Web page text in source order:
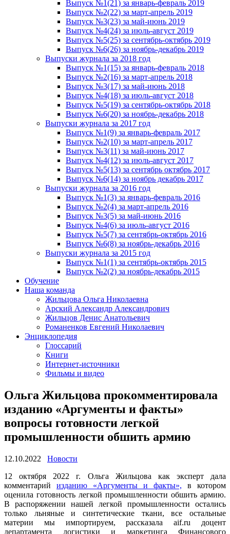
Выпуск №1(21) за январь-февраль 2019
Выпуск №2(22) за март-апрель 2019
Выпуск №3(23) за май-июнь 2019
Выпуск №4(24) за июль-август 2019
Выпуск №5(25) за сентябрь-октябрь 2019
Выпуск №6(26) за ноябрь-декабрь 2019
Выпуски журнала за 2018 год
Выпуск №1(15) за январь-февраль 2018
Выпуск №2(16) за март-апрель 2018
Выпуск №3(17) за май-июнь 2018
Выпуск №4(18) за июль-август 2018
Выпуск №5(19) за сентябрь-октябрь 2018
Выпуск №6(20) за ноябрь-декабрь 2018
Выпуски журнала за 2017 год
Выпуск №1(9) за январь-февраль 2017
Выпуск №2(10) за март-апрель 2017
Выпуск №3(11) за май-июнь 2017
Выпуск №4(12) за июль-август 2017
Выпуск №5(13) за сентябрь октябрь 2017
Выпуск №6(14) за ноябрь декабрь 2017
Выпуски журнала за 2016 год
Выпуск №1(3) за январь-февраль 2016
Выпуск №2(4) за март-апрель 2016
Выпуск №3(5) за май-июнь 2016
Выпуск №4(6) за июль-август 2016
Выпуск №5(7) за сентябрь-октябрь 2016
Выпуск №6(8) за ноябрь-декабрь 2016
Выпуски журнала за 2015 год
Выпуск №1(1) за сентябрь-октябрь 2015
Выпуск №2(2) за ноябрь-декабрь 2015
Обучение
Наша команда
Жильцова Ольга Николаевна
Арский Александр Александрович
Жильцов Денис Анатольевич
Романенков Евгений Николаевич
Энциклопедия
Глоссарий
Книги
Интернет-источники
Фильмы и видео
Ольга Жильцова прокомментировала
изданию «Аргументы и факты»
вопросы готовности легкой
промышленности обшить армию
12.10.2022
Новости
12 октября 2022 г. Ольга Жильцова как эксперт дала
комментарий изданию «Аргументы и факты», в котором
оценила готовность легкой промышленности обшить армию.
В распоряжении нашей легкой промышленности остались
только льняные и синтетические ткани, все остальные
материи мы импортируем, рассказала aif.ru доцент
департамента логистики и маркетинга Финансового